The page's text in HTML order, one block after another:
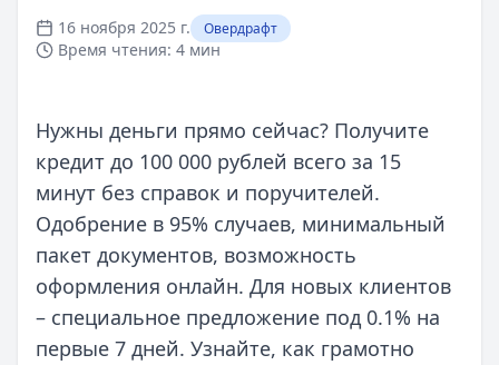
16 ноября 2025 г. Овердрафт
Время чтения: 4 мин
Нужны деньги прямо сейчас? Получите
кредит до 100 000 рублей всего за 15
минут без справок и поручителей.
Одобрение в 95% случаев, минимальный
пакет документов, возможность
оформления онлайн. Для новых клиентов
– специальное предложение под 0.1% на
первые 7 дней. Узнайте, как грамотно